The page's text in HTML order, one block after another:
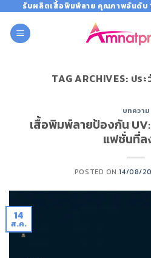
content
รับผลิตเสื้อพิมพ์ลาย คุณภาพอันดับ
TAG ARCHIVES: ปร
บทความ
เสื้อพิมพ์ลายป้องกัน
แฟชั่นที่ล
POSTED ON14/08/
14
ส.ค.